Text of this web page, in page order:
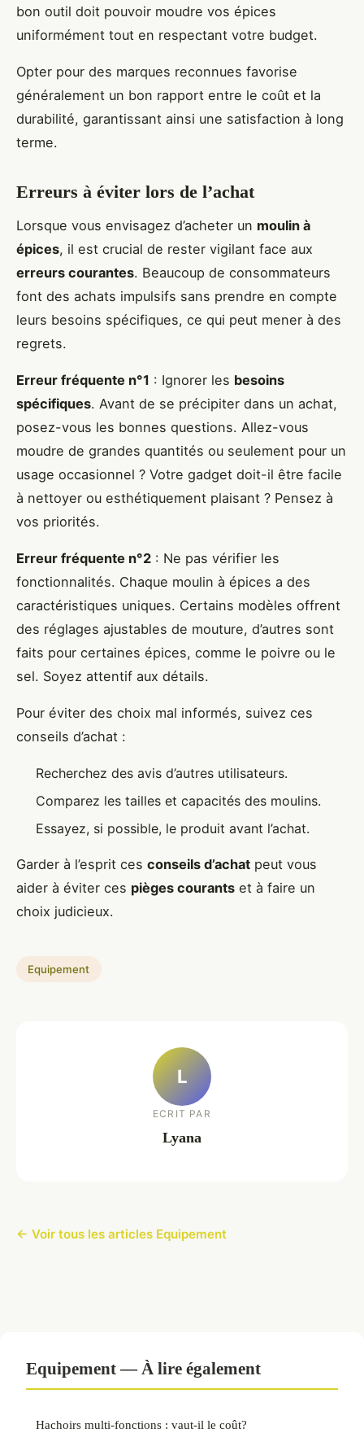
bon outil doit pouvoir moudre vos épices
uniformément tout en respectant votre budget.
Opter pour des marques reconnues favorise
généralement un bon rapport entre le coût et la
durabilité, garantissant ainsi une satisfaction à long
terme.
Erreurs à éviter lors de l’achat
Lorsque vous envisagez d’acheter un moulin à
épices, il est crucial de rester vigilant face aux
erreurs courantes. Beaucoup de consommateurs
font des achats impulsifs sans prendre en compte
leurs besoins spécifiques, ce qui peut mener à des
regrets.
Erreur fréquente n°1 : Ignorer les besoins
spécifiques. Avant de se précipiter dans un achat,
posez-vous les bonnes questions. Allez-vous
moudre de grandes quantités ou seulement pour un
usage occasionnel ? Votre gadget doit-il être facile
à nettoyer ou esthétiquement plaisant ? Pensez à
vos priorités.
Erreur fréquente n°2 : Ne pas vérifier les
fonctionnalités. Chaque moulin à épices a des
caractéristiques uniques. Certains modèles offrent
des réglages ajustables de mouture, d’autres sont
faits pour certaines épices, comme le poivre ou le
sel. Soyez attentif aux détails.
Pour éviter des choix mal informés, suivez ces
conseils d’achat :
Recherchez des avis d’autres utilisateurs.
Comparez les tailles et capacités des moulins.
Essayez, si possible, le produit avant l’achat.
Garder à l’esprit ces conseils d’achat peut vous
aider à éviter ces pièges courants et à faire un
choix judicieux.
Equipement
L
ECRIT PAR
Lyana
← Voir tous les articles Equipement
Equipement — À lire également
Hachoirs multi-fonctions : vaut-il le coût?